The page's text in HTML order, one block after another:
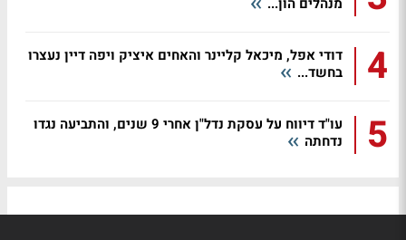
4
דודי אפל, מיכאל קליינר והאחים איציק ויפה דיין נעצרו
בחשד...
5
עו"ד דיווח על עסקת נדל"ן אחרי 9 שנים, והתביעה נגדו
נדחתה